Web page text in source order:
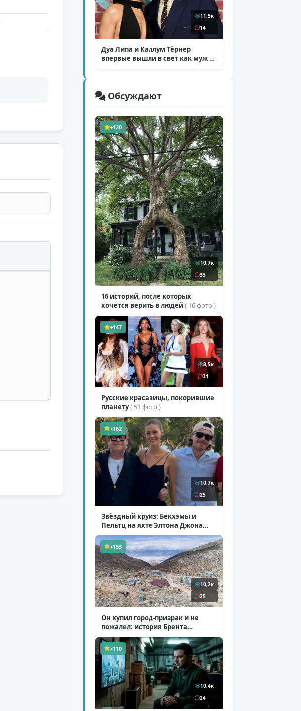
11,5к
14
Дуа Липа и Каллум Тёрнер
впервые вышли в свет как муж и
Обсуждают
+120
10,7к
33
16 историй, после которых
хочется верить в людей( 16 фото )
+147
8,5к
31
Русские красавицы, покорившие
планету( 51 фото )
+162
10,7к
25
Звёздный круиз: Бекхэмы и
Пельтц на яхте Элтона Джона
( 12 фото )
+153
10,2к
25
Он купил город-призрак и не
пожалел: история Брента
Андервуда( 1 фото + 1 видео )
+110
10,4к
24